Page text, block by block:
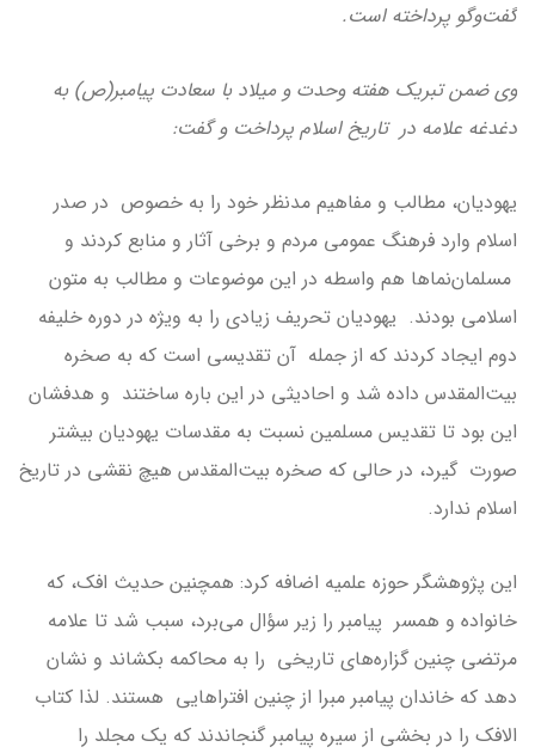
گفت‌وگو پرداخته است.
وی ضمن تبریک هفته وحدت و میلاد با سعادت پیامبر(ص) به
دغدغه علامه در تاریخ اسلام پرداخت و گفت:
یهودیان، مطالب و مفاهیم مدنظر خود را به خصوص در صدر
اسلام وارد فرهنگ عمومی مردم و برخی آثار و منابع کردند و
مسلمان‌نماها هم واسطه در این موضوعات و مطالب به متون
اسلامی بودند. یهودیان تحریف زیادی را به ویژه در دوره خلیفه
دوم ایجاد کردند که از جمله آن تقدیسی است که به صخره
بیت‌المقدس داده شد و احادیثی در این باره ساختند و هدفشان
این بود تا تقدیس مسلمین نسبت به مقدسات یهودیان بیشتر
صورت گیرد، در حالی که صخره بیت‌المقدس هیچ نقشی در تاریخ
اسلام ندارد.
این پژوهشگر حوزه علمیه اضافه کرد: همچنین حدیث افک، که
خانواده و همسر پیامبر را زیر سؤال می‌برد، سبب شد تا علامه
مرتضی چنین گزاره‌های تاریخی را به محاکمه بکشاند و نشان
دهد که خاندان پیامبر مبرا از چنین افتراهایی هستند. لذا کتاب‌
الافک را در بخشی از سیره پیامبر گنجاندند که یک مجلد را